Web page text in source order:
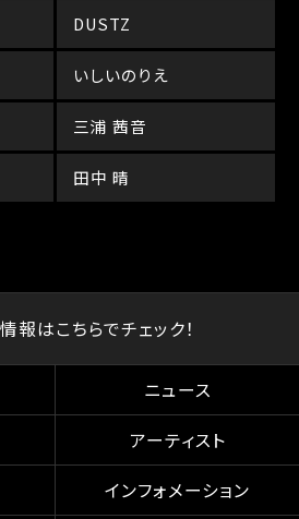
DUSTZ
いしいのりえ
三浦 茜音
田中 晴
報はこちらでチェック！
ニュース
アーティスト
インフォメーション